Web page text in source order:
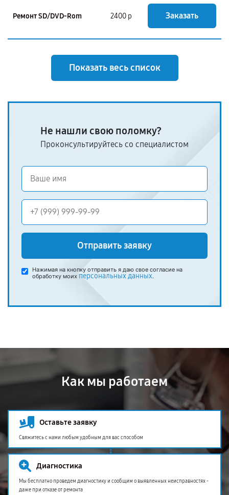
Ремонт SD/DVD-Rom 2400 р Заказать
Показать весь список
Не нашли свою поломку?
Проконсультируйтесь со специалистом
Отправить заявку
Нажимая на кнопку отправить я даю свое согласие на
обработку моих персональных данных.
Как мы работаем
Оставьте заявку
Свяжитесь с нами любым удобным для вас способом
Диагностика
Мы бесплатно проведем диагностику и сообщим о выявленных неисправностях -
даже при отказе от ремонта